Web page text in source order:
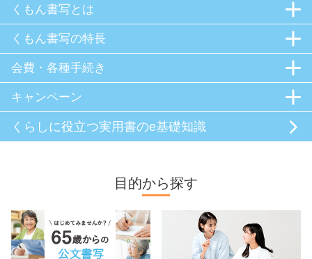
くもん書写とは
くもん書写の特長
会費・各種手続き
キャンペーン
くらしに役立つ実用書のe基礎知識
目的から探す